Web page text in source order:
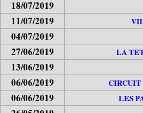
18/07/2019
11/07/2019
04/07/2019
27/06/2019 LA
13/06/2019
06/06/2019 CIRCUIT
06/06/2019 LES